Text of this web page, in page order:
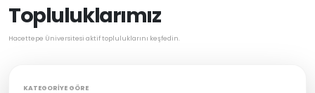
Topluluklarımız
Hacettepe Üniversitesi aktif topluluklarını keşfedin.
KATEGORIYE GÖRE